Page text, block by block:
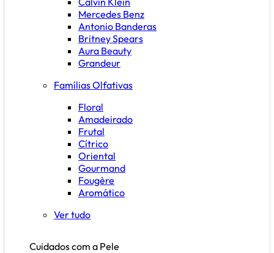
Mercedes Benz
Antonio Banderas
Britney Spears
Aura Beauty
Grandeur
Famílias Olfativas
Floral
Amadeirado
Frutal
Cítrico
Oriental
Gourmand
Fougère
Aromático
Ver tudo
Cuidados com a Pele